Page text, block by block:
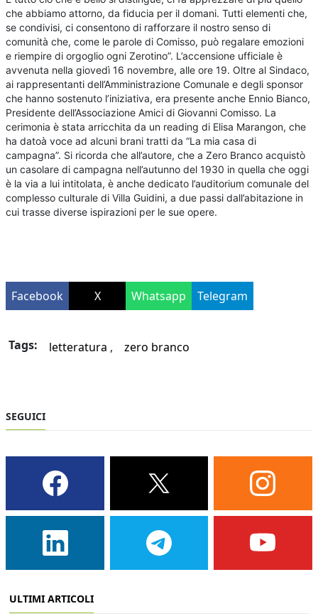
che abbiamo attorno, da fiducia per il domani. Tutti elementi che,
se condivisi, ci consentono di rafforzare il nostro senso di
comunità che, come le parole di Comisso, può regalare emozioni
e riempire di orgoglio ogni Zerotino”. L’accensione ufficiale è
avvenuta nella giovedì 16 novembre, alle ore 19. Oltre al Sindaco,
ai rappresentanti dell’Amministrazione Comunale e degli sponsor
che hanno sostenuto l’iniziativa, era presente anche Ennio Bianco,
Presidente dell’Associazione Amici di Giovanni Comisso. La
cerimonia è stata arricchita da un reading di Elisa Marangon, che
ha datoà voce ad alcuni brani tratti da “La mia casa di
campagna”. Si ricorda che all’autore, che a Zero Branco acquistò
un casolare di campagna nell’autunno del 1930 in quella che oggi
è la via a lui intitolata, è anche dedicato l’auditorium comunale del
complesso culturale di Villa Guidini, a due passi dall’abitazione in
cui trasse diverse ispirazioni per le sue opere.
Facebook X Whatsapp Telegram
Tags: letteratura zero branco
SEGUICI
ULTIMI ARTICOLI